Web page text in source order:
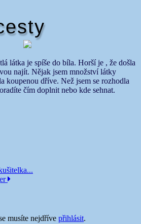
látka je spíše do bíla. Horší je , že došla
najít. Nějak jsem množství látky
koupenou dříve. Než jsem se rozhodla
čím doplnit nebo kde sehnat.
musíte nejdříve přihlásit.